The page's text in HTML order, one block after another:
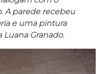
A parede recebeu
e uma pintura
Luana Granado.